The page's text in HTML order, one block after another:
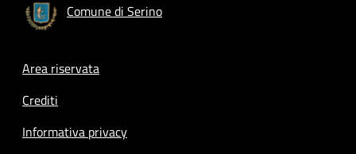
Comune di Serino
Footer menu
Area riservata
Crediti
Informativa privacy